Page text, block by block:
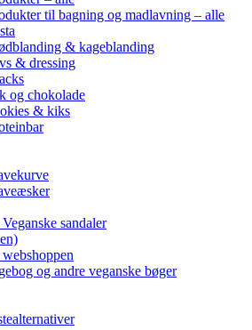
til bagning og madlavning – alle
& kageblanding
& dressing
og chokolade
& kiks
sandaler
og andre veganske bøger